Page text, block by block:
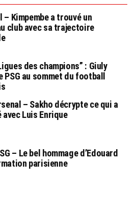
– Kimpembe a trouvé un
club avec sa trajectoire
des champions” : Giuly
PSG au sommet du football
– Sakho décrypte ce qui a
avec Luis Enrique
– Le bel hommage d’Edouard
parisienne